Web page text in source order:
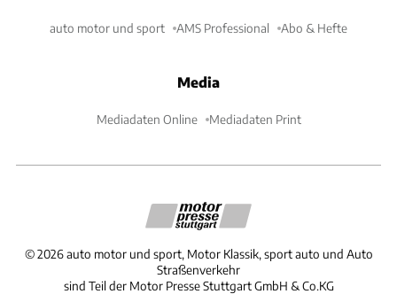
auto motor und sport AMS Professional Abo & Hefte
Media
Mediadaten Online Mediadaten Print
©2026 auto motor und sport, Motor Klassik, sport auto und Auto
Straßenverkehr
sind Teil der Motor Presse Stuttgart GmbH & Co.KG